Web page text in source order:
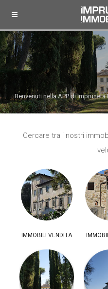
Benvenuti nella APP di
Cercare tra i nostri
IMMOBILI VENDITA